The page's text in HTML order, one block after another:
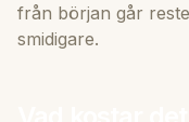
från början går
smidigare.